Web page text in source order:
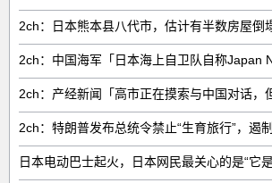
2ch：日本熊本县八代市，估计有半数房屋倒
2ch：中国海军「日本海上自卫队自称Japan
日本电动巴士起火，日本网民最关心的是“它